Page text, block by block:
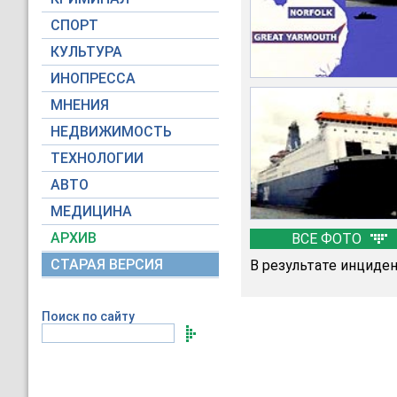
СПОРТ
КУЛЬТУРА
ИНОПРЕССА
МНЕНИЯ
НЕДВИЖИМОСТЬ
ТЕХНОЛОГИИ
АВТО
МЕДИЦИНА
АРХИВ
СТАРАЯ ВЕРСИЯ
Поиск по сайту
ВСЕ ФОТО
В результате